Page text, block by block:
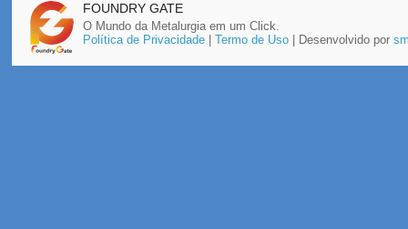
FOUNDRY GATE
O Mundo da Metalurgia em um Click.
Política de Privacidade| Termo de Uso| Desenvolvido por